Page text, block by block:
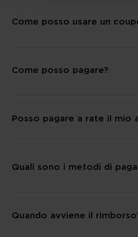
Come posso usare un
Come posso pagare?
Posso pagare a rate il mio
Quali sono i metodi di
Quando avviene il